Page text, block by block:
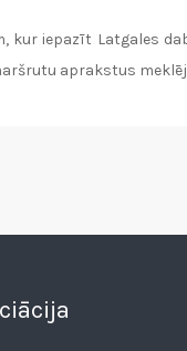
kur iepazīt Latgales
aprakstus